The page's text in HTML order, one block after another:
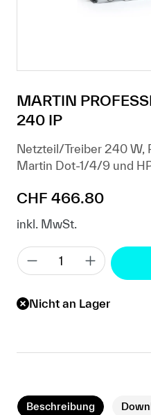
MARTIN
240 IP
Netzteil/Treiber 240 W,
Martin Dot-1/4/9 und
Regulärer Preis:
CHF 466.80
inkl. MwSt.
Nicht an Lager
Beschreibung